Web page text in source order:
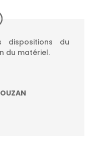
dispositions du
du matériel.